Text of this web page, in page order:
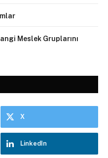
Meslek Gruplarını
X
LinkedIn